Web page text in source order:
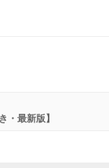
・最新版】